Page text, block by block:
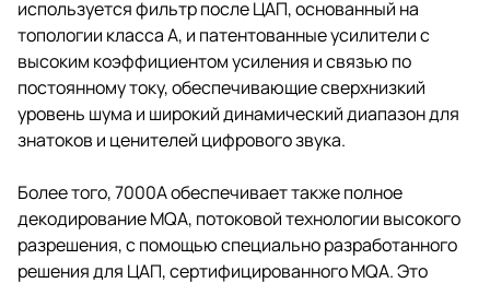
используется фильтр после ЦАП, основанный на
топологии класса А, и патентованные усилители с
высоким коэффициентом усиления и связью по
постоянному току, обеспечивающие сверхнизкий
уровень шума и широкий динамический диапазон для
знатоков и ценителей цифрового звука.
Более того, 7000A обеспечивает также полное
декодирование MQA, потоковой технологии высокого
разрешения, с помощью специально разработанного
решения для ЦАП, сертифицированного MQA. Это